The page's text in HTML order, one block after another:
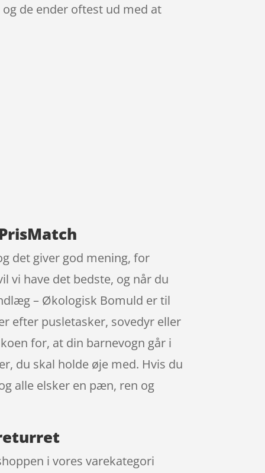
de ender oftest ud med at
det giver god mening, for
vi have det bedste, og når du
– Økologisk Bomuld er til
efter pusletasker, sovedyr eller
for, at din barnevogn går i
du skal holde øje med. Hvis du
alle elsker en pæn, ren og
i vores varekategori